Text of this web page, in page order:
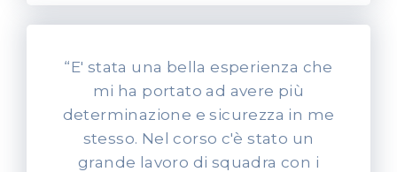
“E' stata una bella esperienza che
mi ha portato ad avere più
determinazione e sicurezza in me
stesso. Nel corso c'è stato un
grande lavoro di squadra con i